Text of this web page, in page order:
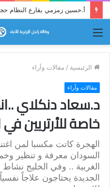
أ.حسين زمزمي يقارع النظام
الرئيسية / مقالات وآراء
مقالات وآراء
د.سعاد دنكلاي
خاصة للأرتريين في
الهجرة كاتت مكسبا لمن
السودان معرفة و تنظير
الغربية .. وفي الخليج
الجديدة يحتاجون علاجاً